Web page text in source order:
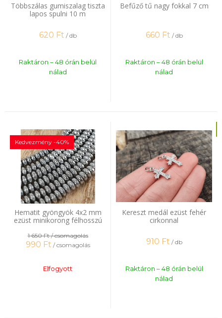
Többszálas gumiszalag tiszta
lapos spulni 10 m
620 Ft / db
Raktáron – 48 órán belül
nálad
Befűző tű nagy fokkal 7 cm
660 Ft / db
Raktáron – 48 órán belül
nálad
Hematit gyöngyök 4x2 mm
ezüst minikorong félhosszú
zsinór
Kedvezmény -40%
1 650 Ft/ csomagolás
990 Ft / csomagolás
Elfogyott
Kereszt medál ezüst fehér
cirkonnal
910 Ft / db
Raktáron – 48 órán belül
nálad